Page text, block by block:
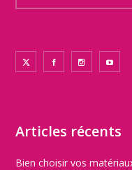
Articles récents
Bien choisir vos